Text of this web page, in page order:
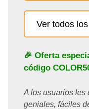
Ver todos
🎉 Oferta
código
A los usuarios les
geniales, fáciles